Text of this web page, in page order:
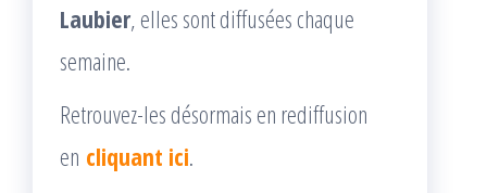
Laubier, elles sont diffusées chaque
semaine.
Retrouvez-les désormais en rediffusion
en cliquant ici.